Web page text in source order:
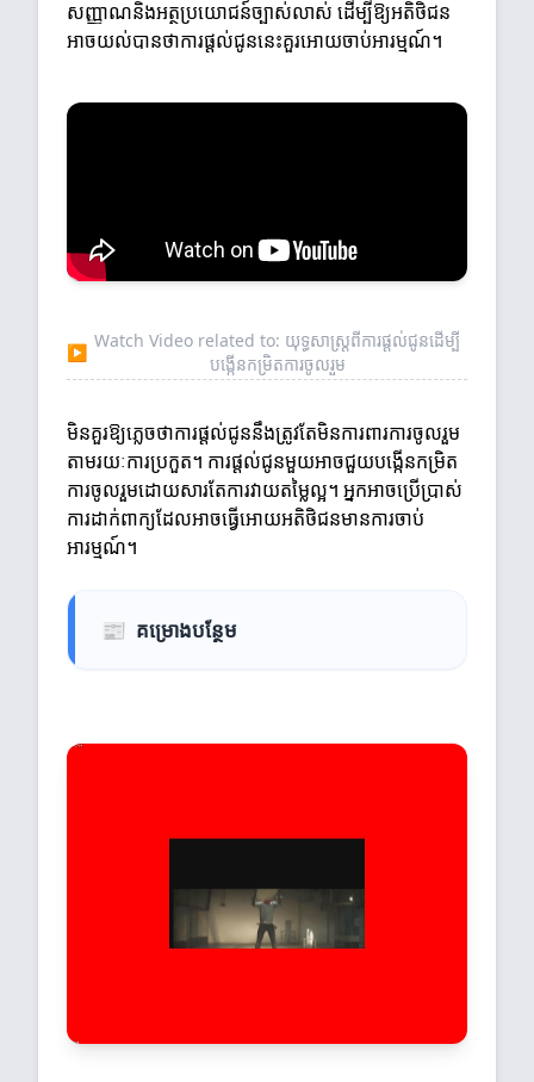
សញ្ញាណនិងអត្ថប្រយោជន៍ច្បាស់លាស់ ដើម្បីឱ្យអតិថិជន
អាចយល់បានថាការផ្តល់ជូននេះគួរអោយចាប់អារម្មណ៍។
▶
Watch Video related to: យុទ្ធសាស្ត្រពីការផ្តល់ជូនដើម្បី
បង្កើនកម្រិតការចូលរួម
មិនគួរឱ្យភ្លេចថាការផ្តល់ជូននឹងត្រូវតែមិនការពារការចូលរួម
តាមរយៈការប្រកួត។ ការផ្តល់ជូនមួយអាចជួយបង្កើនកម្រិត
ការចូលរួមដោយសារតែការវាយតម្លៃល្អ។ អ្នកអាចប្រើប្រាស់
ការដាក់ពាក្យដែលអាចធ្វើអោយអតិថិជនមានការចាប់
អារម្មណ៍។
📰 គម្រោងបន្ថែម